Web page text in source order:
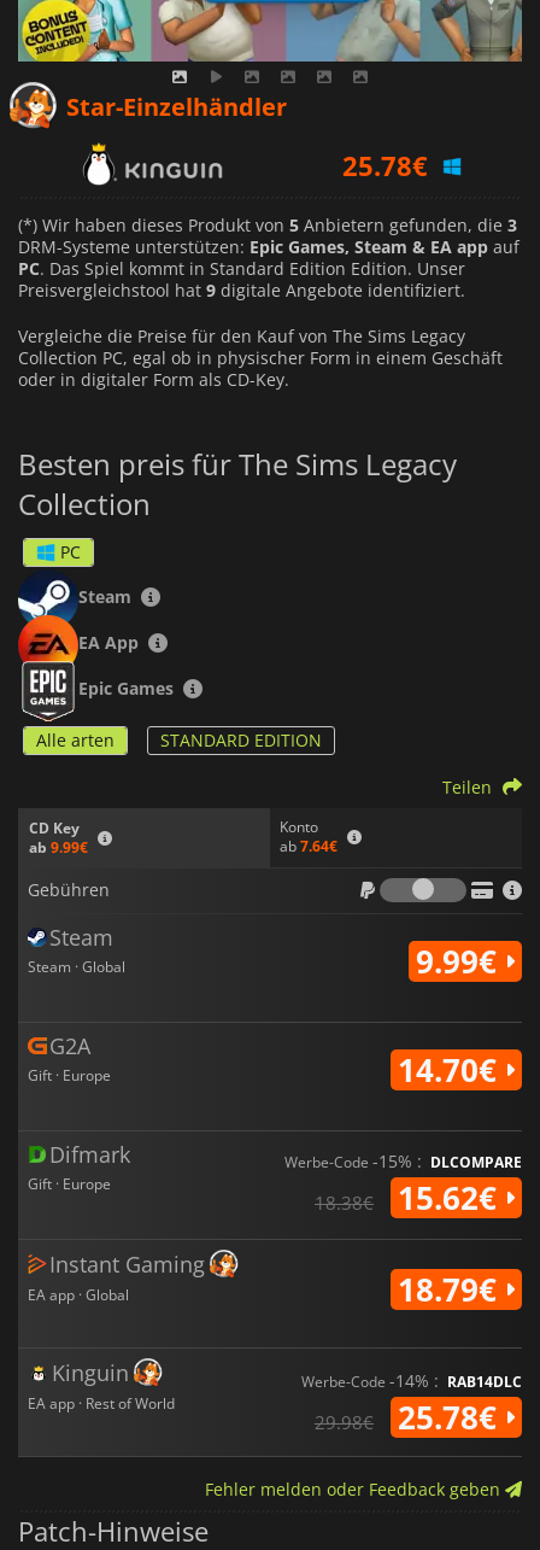
Star-Einzelhändler
25.78€
9.99€
(*) Wir haben dieses Produkt von 5 Anbietern gefunden, die 3
DRM-Systeme unterstützen: Epic Games, Steam & EA app auf
PC. Das Spiel kommt in Standard Edition Edition. Unser
Preisvergleichstool hat 9 digitale Angebote identifiziert.
Vergleiche die Preise für den Kauf von The Sims Legacy
Collection PC, egal ob in physischer Form in einem Geschäft
oder in digitaler Form als CD-Key.
Besten preis für The Sims Legacy
Collection
PC
Steam
EA App
Epic Games
Alle arten STANDARD EDITION
CD Key
ab 9.99€
Konto
ab7.64€
Teilen
Gebühren
Steam
Steam · Global 9.99€
G2A
Gift · Europe 14.70€
Difmark
Gift · Europe
Werbe-Code -15% : DLCOMPARE
18.38€ 15.62€
Instant Gaming
EA app · Global 18.79€
Kinguin
EA app · Rest of World
Werbe-Code -14% : RAB14DLC
29.98€ 25.78€
Fehler melden oder Feedback geben
Patch-Hinweise